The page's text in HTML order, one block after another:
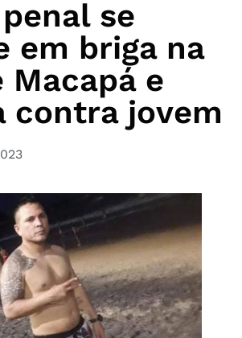
se
em briga na
Macapá e
contra jovem